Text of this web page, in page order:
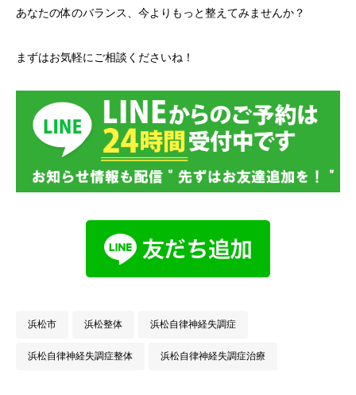
あなたの体のバランス、今よりもっと整えてみませんか？
まずはお気軽にご相談くださいね！
浜松市 浜松整体 浜松自律神経失調症
浜松自律神経失調症整体 浜松自律神経失調症治療